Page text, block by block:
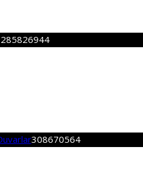
285826944
308670564